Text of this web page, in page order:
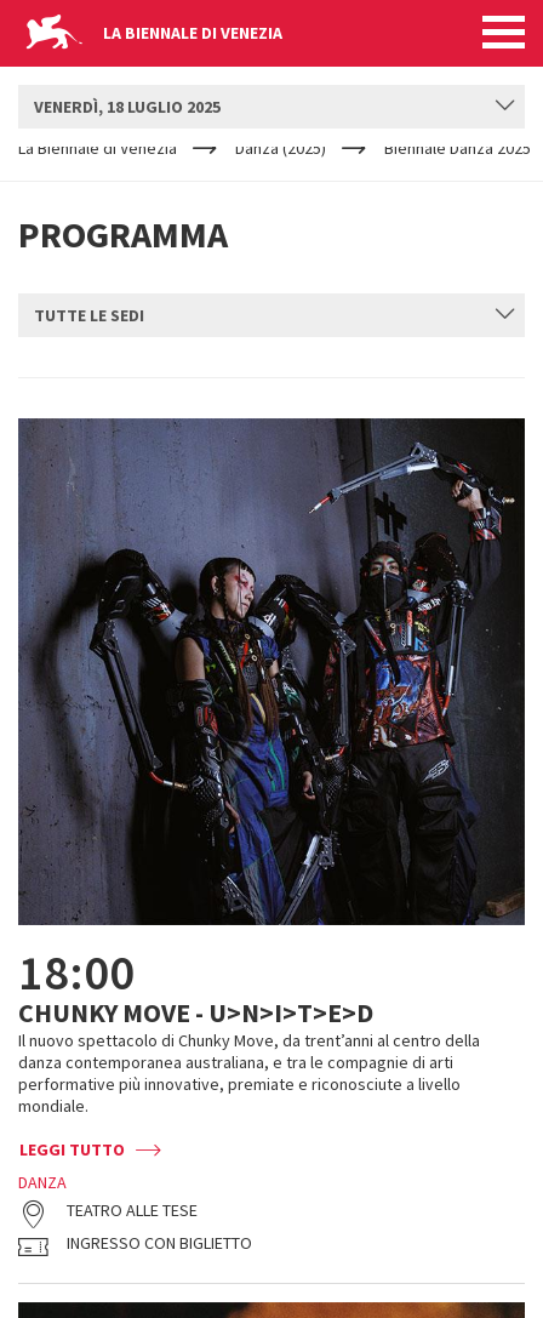
LA BIENNALE DI VENEZIA
ARE
La Biennale di Venezia Danza (2025) Biennale Danza 2025
PROGRAMMA
VENERDÌ, 18 LUGLIO 2025
TUTTE LE SEDI
18:00
CHUNKY MOVE - U>N>I>T>E>D
Il nuovo spettacolo di Chunky Move, da trent’anni al centro della
danza contemporanea australiana, e tra le compagnie di arti
performative più innovative, premiate e riconosciute a livello
mondiale.
LEGGI TUTTO
DANZA
TEATRO ALLE TESE
INGRESSO CON BIGLIETTO